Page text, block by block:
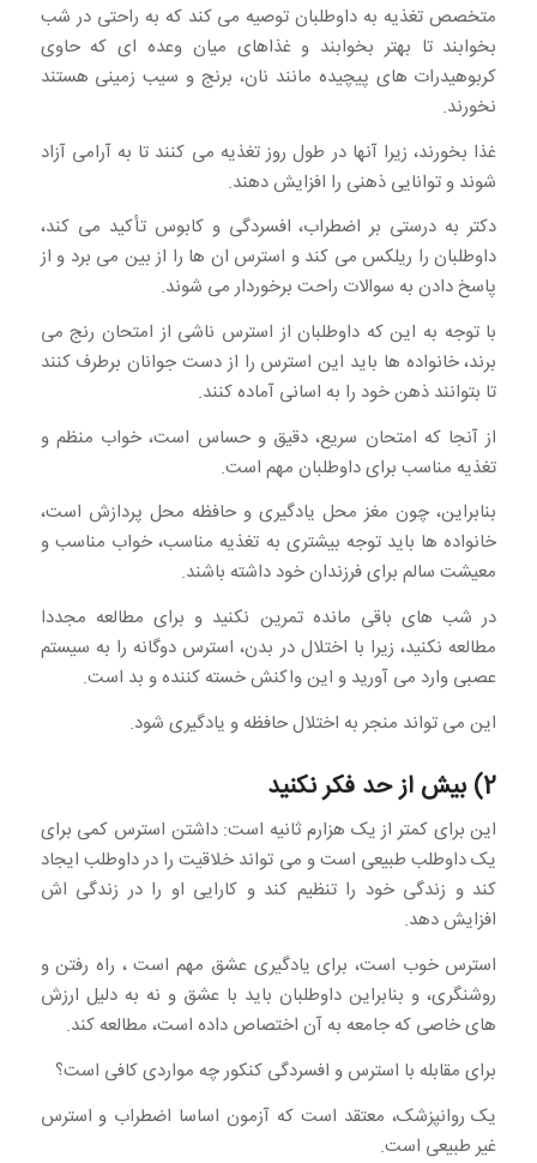
متخصص تغذیه به داوطلبان توصیه می کند که به راحتی در شب
بخوابند تا بهتر بخوابند و غذاهای میان وعده ای که حاوی
کربوهیدرات های پیچیده مانند نان، برنج و سیب زمینی هستند
نخورند.
غذا بخورند، زیرا آنها در طول روز تغذیه می کنند تا به آرامی آزاد
شوند و توانایی ذهنی را افزایش دهند.
دکتر به درستی بر اضطراب، افسردگی و کابوس تأکید می کند،
داوطلبان را ریلکس می کند و استرس ان ها را از بین می برد و از
پاسخ دادن به سوالات راحت برخوردار می شوند.
با توجه به این که داوطلبان از استرس ناشی از امتحان رنج می
برند، خانواده ها باید این استرس را از دست جوانان برطرف کنند
تا بتوانند ذهن خود را به اسانی آماده کنند.
از آنجا که امتحان سریع، دقیق و حساس است، خواب منظم و
تغذیه مناسب برای داوطلبان مهم است.
بنابراین، چون مغز محل یادگیری و حافظه محل پردازش است،
خانواده ها باید توجه بیشتری به تغذیه مناسب، خواب مناسب و
معیشت سالم برای فرزندان خود داشته باشند.
در شب های باقی مانده تمرین نکنید و برای مطالعه مجددا
مطالعه نکنید، زیرا با اختلال در بدن، استرس دوگانه را به سیستم
عصبی وارد می آورید و این واکنش خسته کننده و بد است.
این می تواند منجر به اختلال حافظه و یادگیری شود.
2) بیش از حد فکر نکنید
این برای کمتر از یک هزارم ثانیه است: داشتن استرس کمی برای
یک داوطلب طبیعی است و می تواند خلاقیت را در داوطلب ایجاد
کند و زندگی خود را تنظیم کند و کارایی او را در زندگی اش
افزایش دهد.
استرس خوب است، برای یادگیری عشق مهم است ، راه رفتن و
روشنگری، و بنابراین داوطلبان باید با عشق و نه به دلیل ارزش
های خاصی که جامعه به آن اختصاص داده است، مطالعه کند.
برای مقابله با استرس و افسردگی کنکور چه مواردی کافی است؟
یک روانپزشک، معتقد است که آزمون اساسا اضطراب و استرس
غیر طبیعی است.